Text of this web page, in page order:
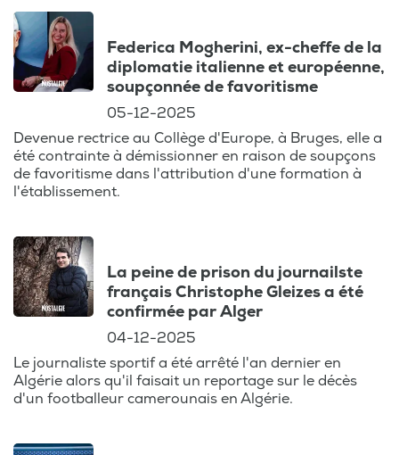
Pierre Niney : Acteur talentueux et étoile
montante du cinéma français, Pierre Niney
est reconnu pour ses performances
captivantes et son engagement artistique.
Découvrez son parcours et ses réalisations
marquantes.
Jean-Pierre Descombes : Animateur
su captiver le public français avec son
charisme et sa passion pour la télévision.
Son portrait revient sur une carrière riche
en moments mémorables.
Kaja Kallas : Première ministre de l'Estonie,
Kaja Kallas est une figure politique
influente en Europe. Son engagement pour
au coeur de cet épisode.
Federica Mogherini, ex-cheffe de la
diplomatie italienne et européenne,
soupçonnée de favoritisme
05-12-2025
Devenue rectrice au Collège d'Europe, à Bruges, elle a
été contrainte à démissionner en raison de soupçons
de favoritisme dans l'attribution d'une formation à
l'établissement.
La peine de prison du journailste
français Christophe Gleizes a été
confirmée par Alger
04-12-2025
Le journaliste sportif a été arrêté l'an dernier en
Algérie alors qu'il faisait un reportage sur le décès
d'un footballeur camerounais en Algérie.